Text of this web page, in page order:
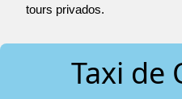
tours privados.
Taxi de